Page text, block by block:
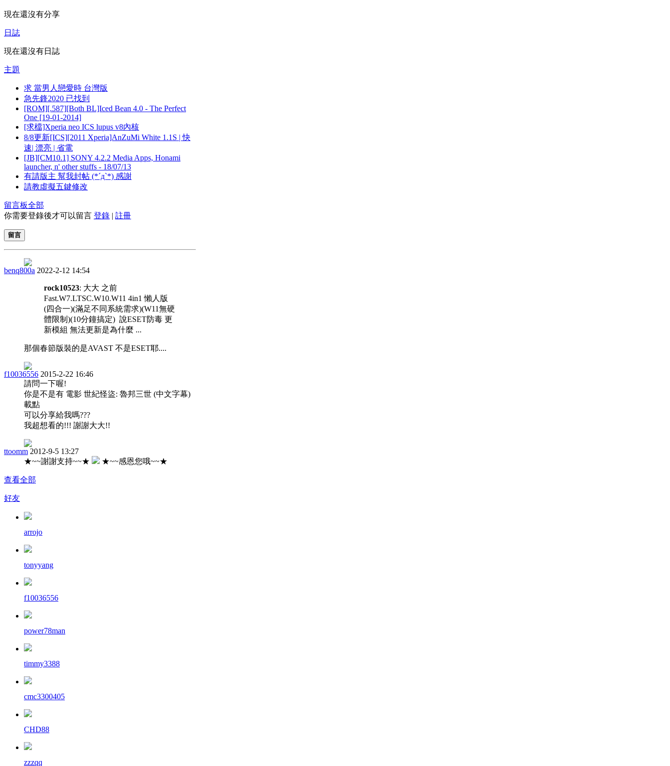
現在還沒有分享
日誌
現在還沒有日誌
主題
求 當男人戀愛時 台灣版
急先鋒2020 已找到
[ROM][.587][Both BL]Iced Bean 4.0 - The Perfect
One [19-01-2014]
[求檔]Xperia neo ICS lupus v8內核
8/8更新[ICS][2011 Xperia]AnZuMi White 1.1S | 快
速| 漂亮 | 省電
[JB][CM10.1] SONY 4.2.2 Media Apps, Honami
launcher, n' other stuffs - 18/07/13
有請版主 幫我封帖 (*´д`*) 感謝
請教虛擬五鍵修改
留言板全部
你需要登錄後才可以留言 登錄 | 註冊
留言
benq800a 2022-2-12 14:54
rock10523: 大大 之前
Fast.W7.LTSC.W10.W11 4in1 懶人版
(四合一)(滿足不同系統需求)(W11無硬
體限制)(10分鐘搞定) 說ESET防毒 更
新模組 無法更新是為什麼 ...
那個春節版裝的是AVAST 不是ESET耶....
f10036556 2015-2-22 16:46
請問一下喔!
你是不是有 電影 世紀怪盜: 魯邦三世 (中文字幕)
載點
可以分享給我嗎???
我超想看的!!! 謝謝大大!!
ttoomm 2012-9-5 13:27
★~~謝謝支持~~★
★~~感恩您哦~~★
查看全部
好友
arrojo
tonyyang
f10036556
power78man
timmy3388
cmc3300405
CHD88
zzzqq